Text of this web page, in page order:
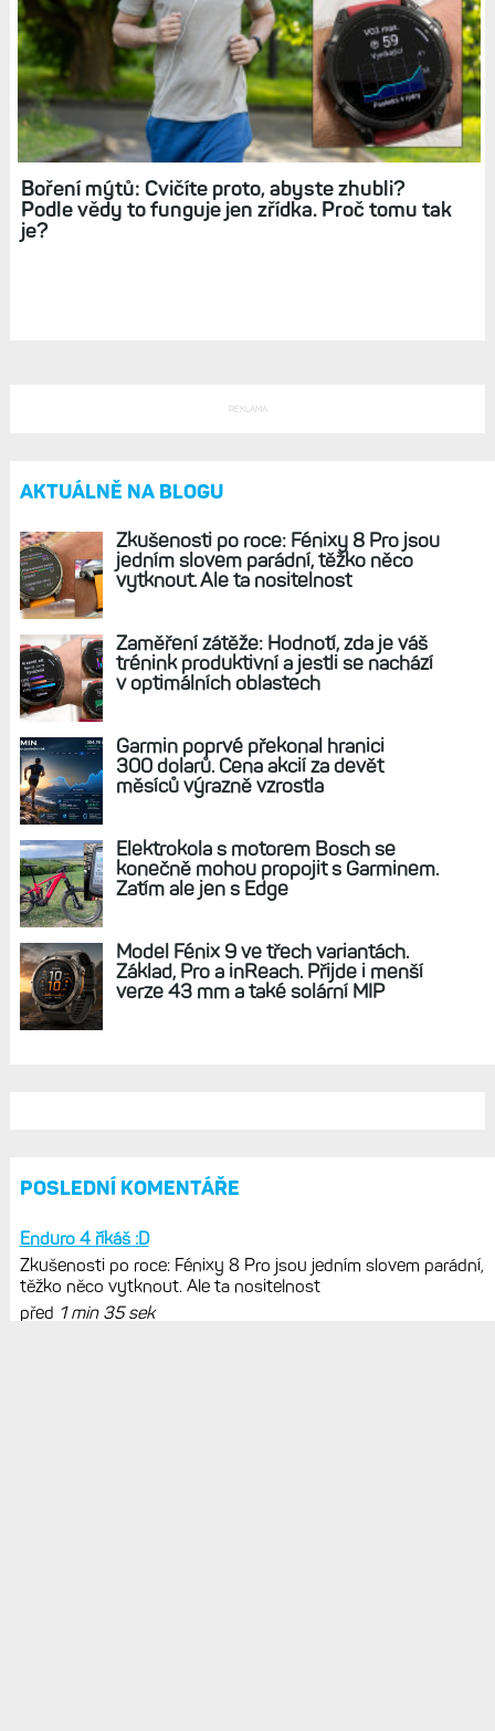
Boření mýtů: Cvičíte proto, abyste zhubli?
Podle vědy to funguje jen zřídka. Proč tomu tak
je?
REKLAMA
AKTUÁLNĚ NA BLOGU
jedním slovem parádní, těžko něco
vytknout. Ale ta nositelnost
trénink produktivní a jestli se nachází
v optimálních oblastech
Model Fénix 9 ve třech variantách.
Základ, Pro a inReach. Přijde i menší
verze 43 mm a také solární MIP